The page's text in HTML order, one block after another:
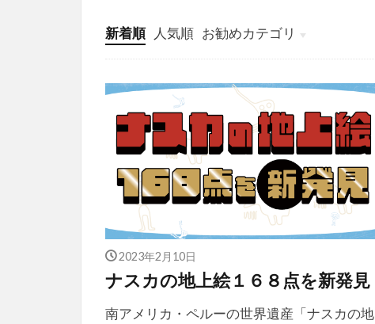
新着順 人気順 お勧めカテゴリ
投稿
学び
マンガ
電子書籍
2023年2月10日
ナスカの地上絵１６８点を新発見
南アメリカ・ペルーの世界遺産「ナスカの地